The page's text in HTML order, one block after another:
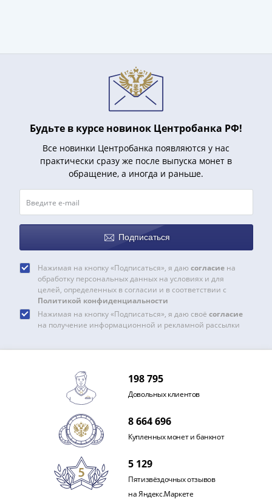
Будьте в курсе новинок Центробанка РФ!
Все новинки Центробанка появляются у нас
практически сразу же после выпуска монет в
обращение, а иногда и раньше.
Подписаться
Нажимая на кнопку «Подписаться», я даю согласиена
обработку персональных данных на условиях и для
целей, определенных в согласии и в соответствии с
Политикой конфиденциальности
Нажимая на кнопку «Подписаться», я даю своё согласие
на получение информационной и рекламной рассылки
198 795
Довольных клиентов
8 664 696
Купленных монет и банкнот
5 129
Пятизвёздочных отзывов
на Яндекс.Маркете